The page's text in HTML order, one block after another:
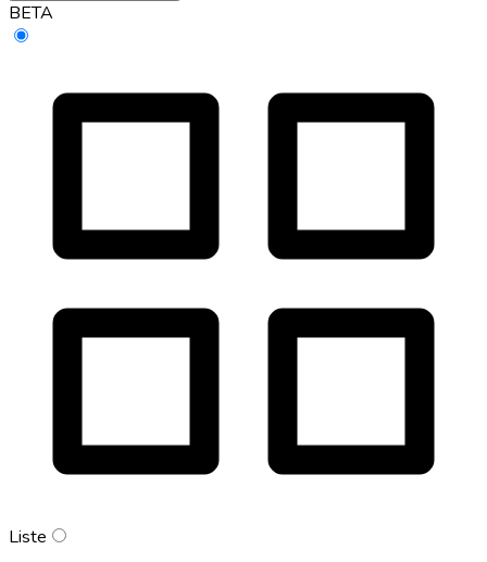
BETA
Liste